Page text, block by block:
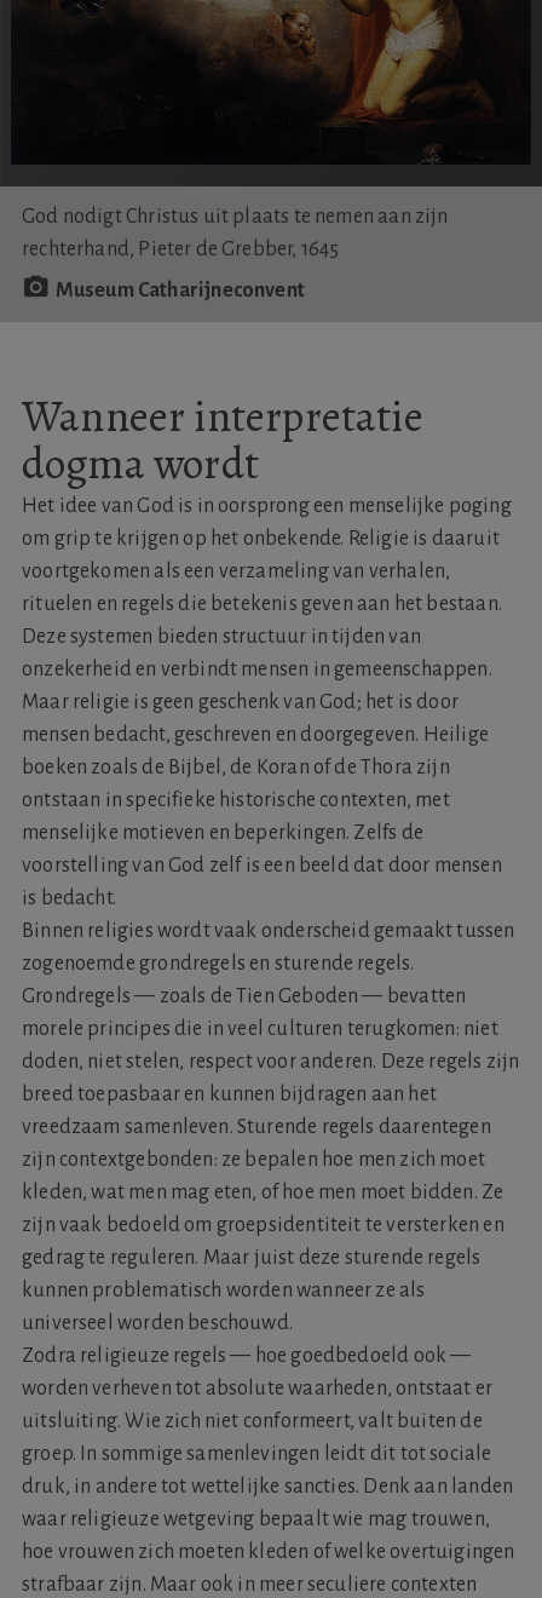
God nodigt Christus uit plaats te nemen aan zijn
rechterhand, Pieter de Grebber, 1645
Museum Catharijneconvent
Wanneer interpretatie
dogma wordt
Het idee van God is in oorsprong een menselijke poging
om grip te krijgen op het onbekende. Religie is daaruit
voortgekomen als een verzameling van verhalen,
rituelen en regels die betekenis geven aan het bestaan.
Deze systemen bieden structuur in tijden van
onzekerheid en verbindt mensen in gemeenschappen.
Maar religie is geen geschenk van God; het is door
mensen bedacht, geschreven en doorgegeven. Heilige
boeken zoals de Bijbel, de Koran of de Thora zijn
ontstaan in specifieke historische contexten, met
menselijke motieven en beperkingen. Zelfs de
voorstelling van God zelf is een beeld dat door mensen
is bedacht.
Binnen religies wordt vaak onderscheid gemaakt tussen
zogenoemde grondregels en sturende regels.
Grondregels — zoals de Tien Geboden — bevatten
morele principes die in veel culturen terugkomen: niet
doden, niet stelen, respect voor anderen. Deze regels zijn
breed toepasbaar en kunnen bijdragen aan het
vreedzaam samenleven. Sturende regels daarentegen
zijn contextgebonden: ze bepalen hoe men zich moet
kleden, wat men mag eten, of hoe men moet bidden. Ze
zijn vaak bedoeld om groepsidentiteit te versterken en
gedrag te reguleren. Maar juist deze sturende regels
kunnen problematisch worden wanneer ze als
universeel worden beschouwd.
Zodra religieuze regels — hoe goedbedoeld ook —
worden verheven tot absolute waarheden, ontstaat er
uitsluiting. Wie zich niet conformeert, valt buiten de
groep. In sommige samenlevingen leidt dit tot sociale
druk, in andere tot wettelijke sancties. Denk aan landen
waar religieuze wetgeving bepaalt wie mag trouwen,
hoe vrouwen zich moeten kleden of welke overtuigingen
strafbaar zijn. Maar ook in meer seculiere contexten